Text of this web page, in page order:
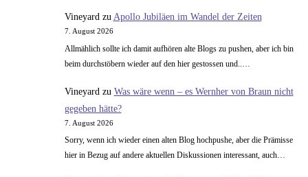
Vineyardzu Apollo Jubiläen im Wandel der Zeiten
7. August 2026
Allmählich sollte ich damit aufhören alte Blogs zu pushen, aber ich bin
beim durchstöbern wieder auf den hier gestossen und..…
Vineyard zu Was wäre wenn – es Wernher von Braun nicht
gegeben hätte?
7. August 2026
Sorry, wenn ich wieder einen alten Blog hochpushe, aber die Prämisse
hier in Bezug auf andere aktuellen Diskussionen interessant, auch…